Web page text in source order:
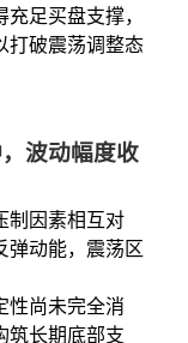
足买盘支撑，
打破震荡调整态
波动幅度收
制因素相互对
弹动能，震荡区
性尚未完全消
筑长期底部支